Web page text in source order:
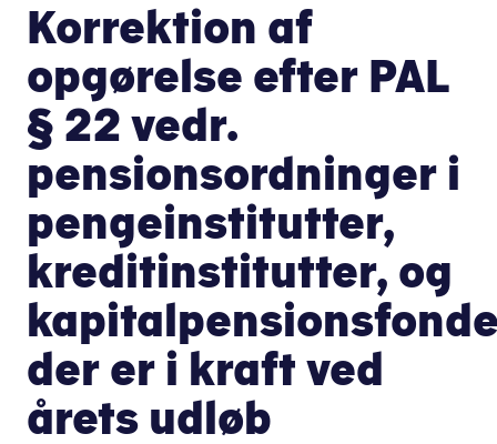
Korrektion af
opgørelse efter PAL
§ 22 vedr.
pensionsordninger i
pengeinstitutter,
kreditinstitutter, og
der er i kraft ved
årets udløb